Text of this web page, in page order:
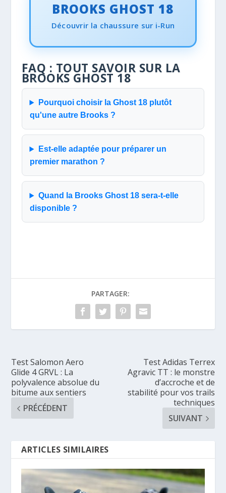
BROOKS GHOST 18
Découvrir la chaussure sur i-Run
FAQ : TOUT SAVOIR SUR LA
BROOKS GHOST 18
Pourquoi choisir la Ghost 18 plutôt
qu'une autre Brooks ?
Est-elle adaptée pour préparer un
premier marathon ?
Quand la Brooks Ghost 18 sera-t-elle
disponible ?
PARTAGER:
Test Salomon Aero
Glide 4 GRVL : La
polyvalence absolue du
bitume aux sentiers
PRÉCÉDENT
Test Adidas Terrex
Agravic TT : le monstre
d’accroche et de
stabilité pour vos trails
techniques
SUIVANT
ARTICLES SIMILAIRES